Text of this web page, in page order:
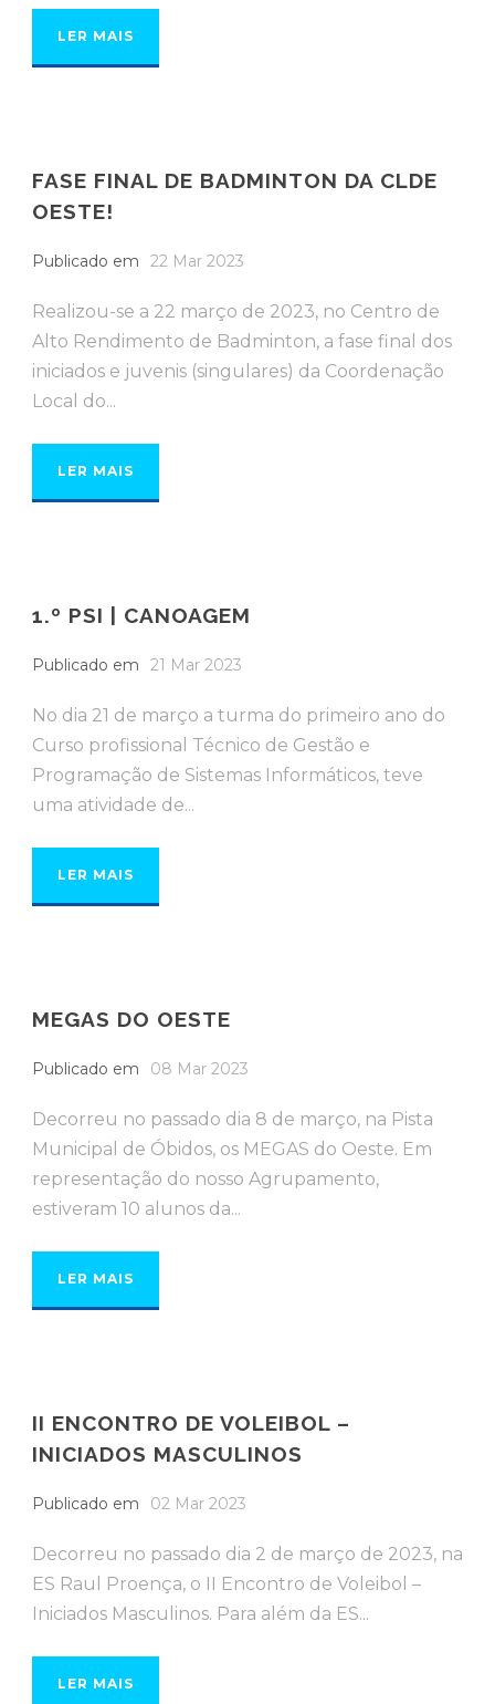
LER MAIS
FASE FINAL DE BADMINTON DA CLDE
OESTE!
Publicado em 22 Mar 2023
Realizou-se a 22 março de 2023, no Centro de
Alto Rendimento de Badminton, a fase final dos
iniciados e juvenis (singulares) da Coordenação
Local do...
LER MAIS
1.º PSI | CANOAGEM
Publicado em 21 Mar 2023
No dia 21 de março a turma do primeiro ano do
Curso profissional Técnico de Gestão e
Programação de Sistemas Informáticos, teve
uma atividade de...
LER MAIS
MEGAS DO OESTE
Publicado em 08 Mar 2023
Decorreu no passado dia 8 de março, na Pista
Municipal de Óbidos, os MEGAS do Oeste. Em
representação do nosso Agrupamento,
estiveram 10 alunos da...
LER MAIS
II ENCONTRO DE VOLEIBOL –
INICIADOS MASCULINOS
Publicado em 02 Mar 2023
Decorreu no passado dia 2 de março de 2023, na
ES Raul Proença, o II Encontro de Voleibol –
Iniciados Masculinos. Para além da ES...
LER MAIS